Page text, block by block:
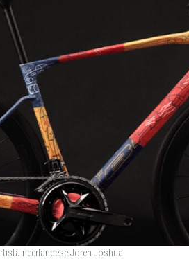
neerlandese Joren Joshua